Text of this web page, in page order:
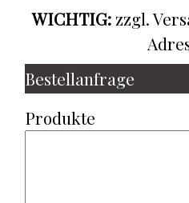
WICHTIG: zzgl.
Bestellanfrage
Produkte